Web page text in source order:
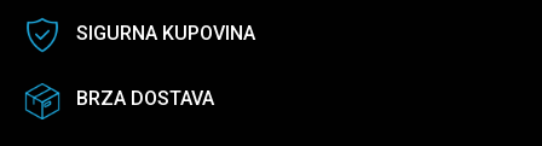
SIGURNA KUPOVINA
BRZA DOSTAVA